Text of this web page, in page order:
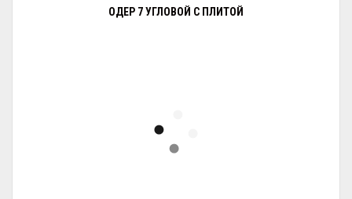
ОДЕР 7 УГЛОВОЙ С ПЛИТОЙ